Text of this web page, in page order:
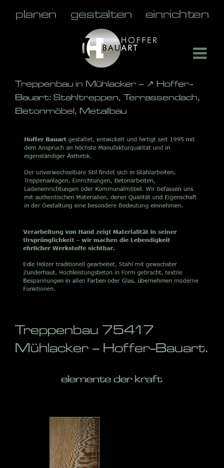
Treppenbau in Mühlacker – ↗️ Hoffer-
Bauart: Stahltreppen, Terrassendach,
Betonmöbel, Metallbau
Treppenbau 75417
Mühlacker – Hoffer-Bauart.